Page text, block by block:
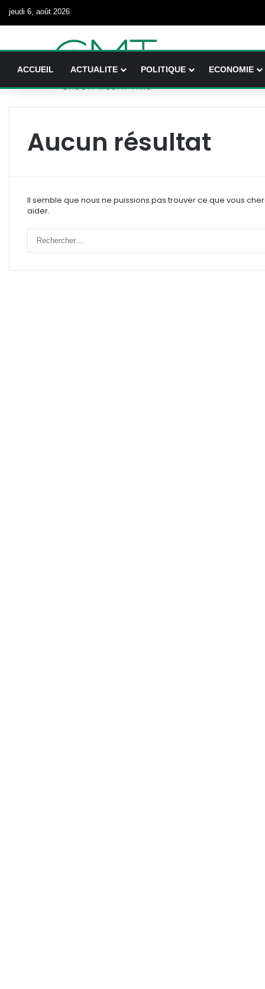
jeudi 6, août 2026
ACCUEIL ACTUALITE POLITIQUE ECONOMIE
Aucun résultat
Il semble que nous ne puissions pas trouver ce que vous
aider.